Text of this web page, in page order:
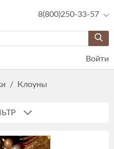
8(800)250-33-57
Войти
/ Клоуны